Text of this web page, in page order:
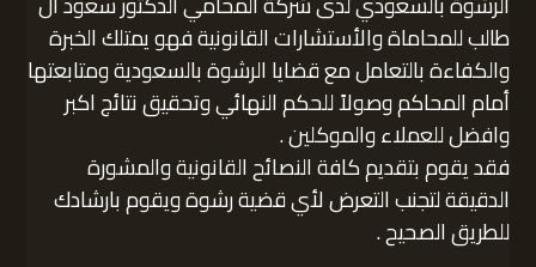
طالب للمحاماة والأستشارات القانونية فهو يمتلك الخبرة
والكفاءة بالتعامل مع قضايا الرشوة بالسعودية ومتابعتها
أمام المحاكم وصولاً للحكم النهائي وتحقيق نتائج اكبر
وافضل للعملاء والموكلين .
فقد يقوم بتقديم كافة النصائح القانونية والمشورة
الدقيقة لتجنب التعرض لأي قضية رشوة ويقوم بارشادك
للطريق الصحيح .